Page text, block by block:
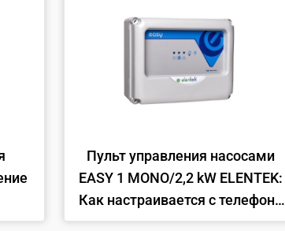
Пульт управления насосами
EASY 1 MONO/2,2 kW ELENTEK:
Как настраивается с телефона
и его преимущества